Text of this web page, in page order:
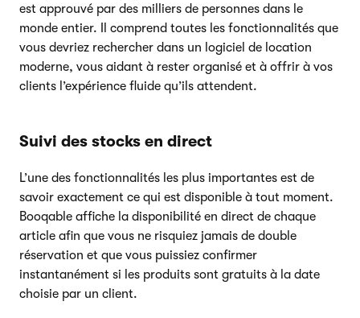
est approuvé par des milliers de personnes dans le
monde entier. Il comprend toutes les fonctionnalités que
vous devriez rechercher dans un logiciel de location
moderne, vous aidant à rester organisé et à offrir à vos
clients l’expérience fluide qu’ils attendent.
Suivi des stocks en direct
L’une des fonctionnalités les plus importantes est de
savoir exactement ce qui est disponible à tout moment.
Booqable affiche la disponibilité en direct de chaque
article afin que vous ne risquiez jamais de double
réservation et que vous puissiez confirmer
instantanément si les produits sont gratuits à la date
choisie par un client.